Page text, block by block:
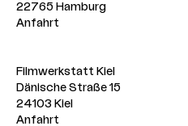
22765 Hamburg
Anfahrt
Filmwerkstatt Kiel
Dänische Straße 15
24103 Kiel
Anfahrt